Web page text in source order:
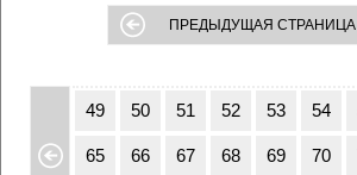
ПРЕДЫДУЩАЯ СТРАНИЦА
32
49 50 51 52 53 54
65 66 67 68 69 70